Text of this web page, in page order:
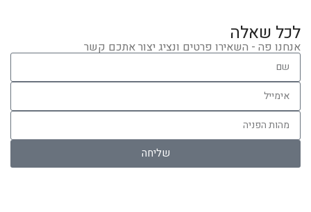
לכל שאלה
אנחנו פה - השאירו פרטים ונציג יצור אתכם קשר
שליחה